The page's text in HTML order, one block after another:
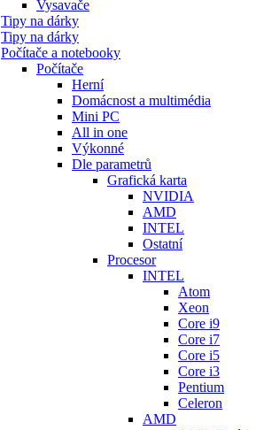
Vysavače
Tipy na dárky
Tipy na dárky
Počítače a notebooky
Počítače
Herní
Domácnost a multimédia
Mini PC
All in one
Výkonné
Dle parametrů
Grafická karta
NVIDIA
AMD
INTEL
Ostatní
Procesor
INTEL
Atom
Xeon
Core i9
Core i7
Core i5
Core i3
Pentium
Celeron
AMD